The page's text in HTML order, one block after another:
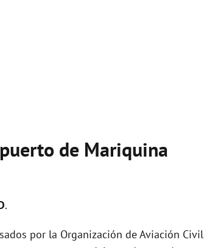
de Mariquina
.
por la Organización de Aviación Civil